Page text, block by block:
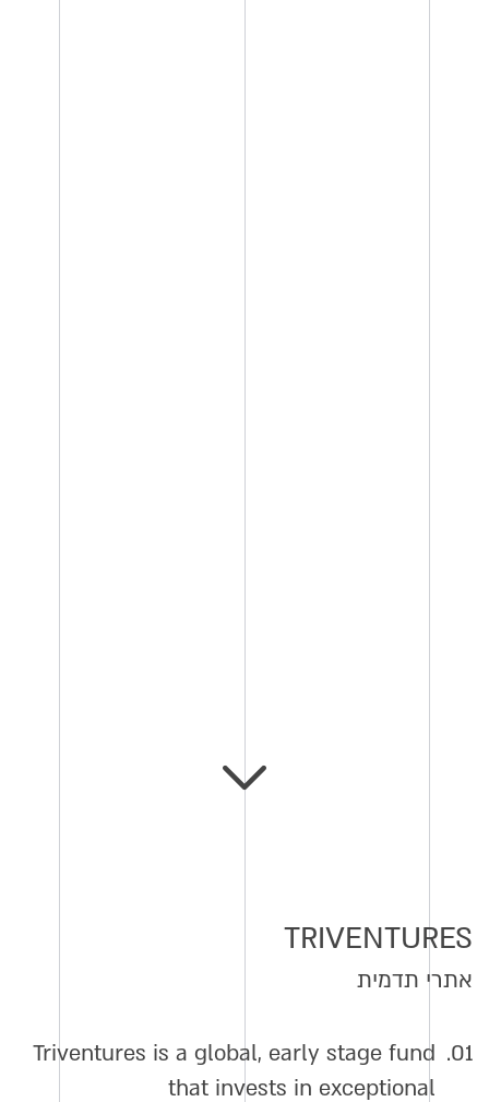
TRIVENTURES
אתרי תדמית
01.
Triventures is a global, early stage fund
that invests in exceptional